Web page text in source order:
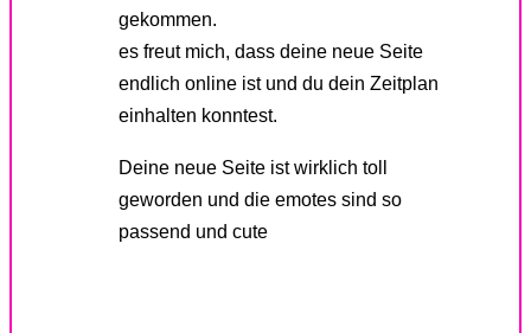
gekommen.
es freut mich, dass deine neue Seite
endlich online ist und du dein Zeitplan
einhalten konntest.
Deine neue Seite ist wirklich toll
geworden und die emotes sind so
passend und cute